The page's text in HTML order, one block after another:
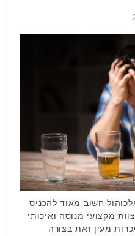
חשוב מאוד להכניס
מקצועי מנוסה ואיכותי
מעין זאת בצורה